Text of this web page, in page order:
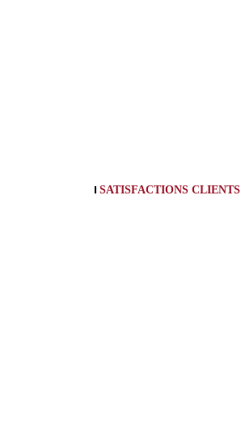
SATISFACTIONS CLIENTS